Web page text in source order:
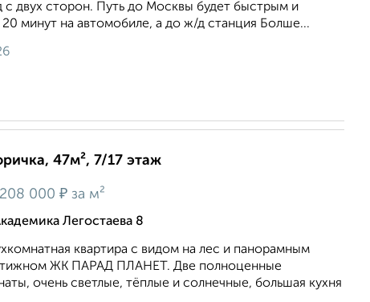
с двух сторон. Путь до Москвы будет быстрым и
минут на автомобиле, а до ж/д станция Болше...
47м², 7/17 этаж
208 000 ₽ за м²
Легостаева 8
квартира с видом на лес и панорамным
ЖК ПАРАД ПЛАНЕТ. Две полноценные
очень светлые, тёплые и солнечные, большая кухня